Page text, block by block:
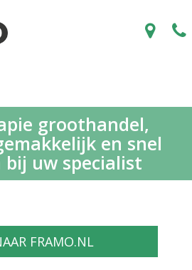
groothandel,
en snel
bij uw specialist
FRAMO.NL